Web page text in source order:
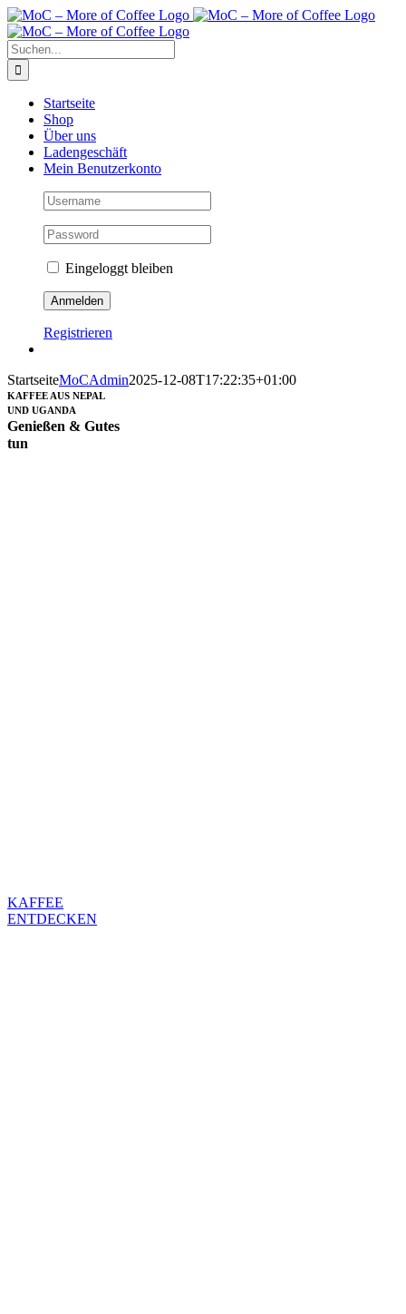
Zum
Inhalt
springen
Suche
nach:
Startseite
Shop
Über uns
Ladengeschäft
Mein Benutzerkonto
Eingeloggt bleiben
Registrieren
StartseiteMoCAdmin2025-12-08T17:22:35+01:00
KAFFEE AUS NEPAL
UND UGANDA
Genießen & Gutes
tun
KAFFEE
ENTDECKEN